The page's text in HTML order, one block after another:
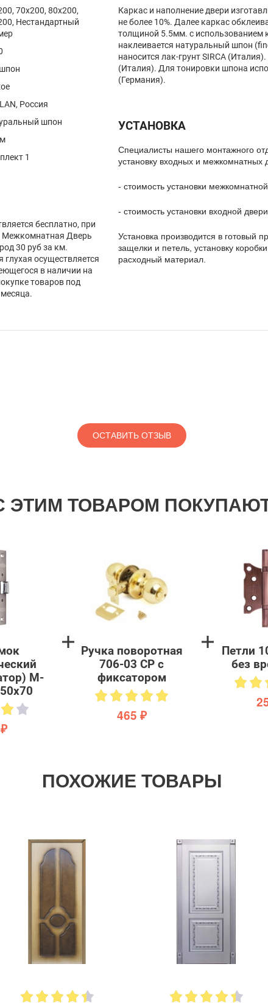
70x200, 80x200,
Нестандартный
Россия
шпон
1
бесплатно, при
Межкомнатная Дверь
30 руб за км.
осуществляется
в наличии на
товаров под
Каркас и наполнение двери
не более 10%. Далее каркас
толщиной 5.5мм. с
наклеивается натуральный шпон
наносится лак-грунт SIRCA
(Италия). Для тонировки шпона
(Германия).
УСТАНОВКА
Специалисты нашего монтажного
установку входных и межкомнатных
- стоимость установки
- стоимость установки входной
Установка производится в готовый
защелки и петель, установку
расходный материал.
ОСТАВИТЬ ОТЗЫВ
ЭТИМ ТОВАРОМ
M-
Ручка поворотная
706-03 CP с
фиксатором
465 ₽
Петли
без
ПОХОЖИЕ ТОВАРЫ